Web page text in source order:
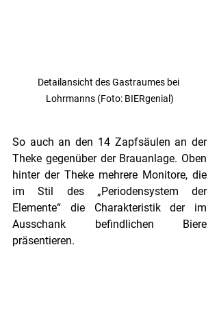
Detailansicht des Gastraumes bei
Lohrmanns (Foto: BIERgenial)
So auch an den 14 Zapfsäulen an der
Theke gegenüber der Brauanlage. Oben
hinter der Theke mehrere Monitore, die
im Stil des „Periodensystem der
Elemente“ die Charakteristik der im
Ausschank befindlichen Biere
präsentieren.